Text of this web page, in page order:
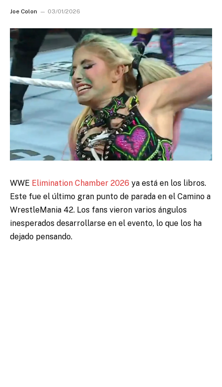
Joe Colon 03/01/2026
WWE Elimination Chamber 2026 ya está en los libros.
Este fue el último gran punto de parada en el Camino a
WrestleMania 42. Los fans vieron varios ángulos
inesperados desarrollarse en el evento, lo que los ha
dejado pensando.